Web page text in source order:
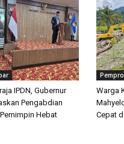
IPDN, Gubernur
Pengabdian
Hebat
Warga
Cepat